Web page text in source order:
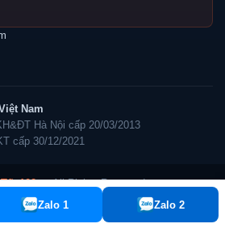
Zalo 1 Zalo 2
Nam
Hà Nội cấp 20/03/2013
cấp 30/12/2021
102— All Rights Reserved.
✓ Đã thông báo Bộ Công Thương